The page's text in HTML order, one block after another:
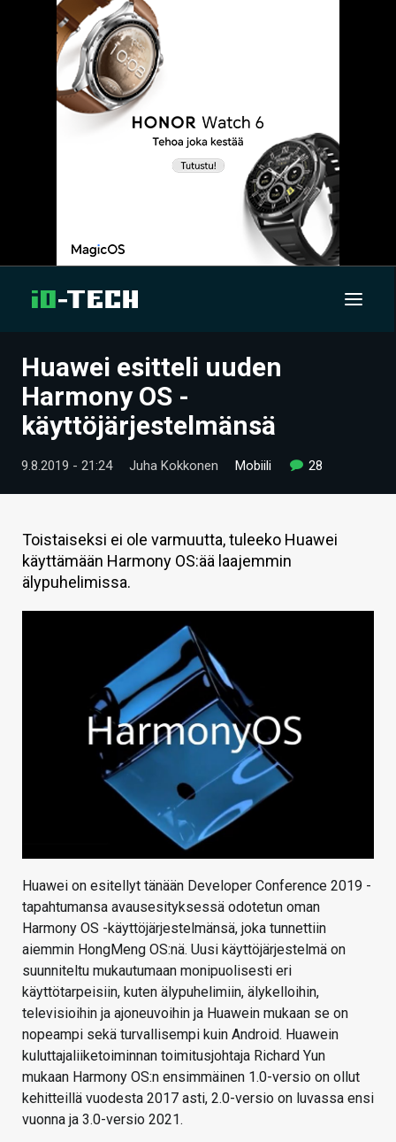
UUTISET
ARTIKKELIT
VIDEOT
TECHBBS
TIETOA
HINTA.FI
Huawei esitteli uuden
Harmony OS -
käyttöjärjestelmänsä
9.8.2019 - 21:24 Juha Kokkonen Mobiili 28
Toistaiseksi ei ole varmuutta, tuleeko Huawei
käyttämään Harmony OS:ää laajemmin
älypuhelimissa.
Huawei on esitellyt tänään Developer Conference 2019 -
tapahtumansa avausesityksessä odotetun oman
Harmony OS -käyttöjärjestelmänsä, joka tunnettiin
aiemmin HongMeng OS:nä. Uusi käyttöjärjestelmä on
suunniteltu mukautumaan monipuolisesti eri
käyttötarpeisiin, kuten älypuhelimiin, älykelloihin,
televisioihin ja ajoneuvoihin ja Huawein mukaan se on
nopeampi sekä turvallisempi kuin Android. Huawein
kuluttajaliiketoiminnan toimitusjohtaja Richard Yun
mukaan Harmony OS:n ensimmäinen 1.0-versio on ollut
kehitteillä vuodesta 2017 asti, 2.0-versio on luvassa ensi
vuonna ja 3.0-versio 2021.